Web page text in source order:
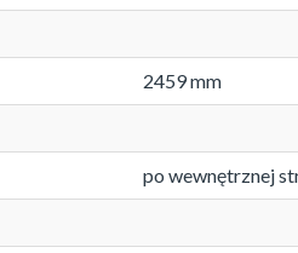
2459 mm
po wewnętrznej